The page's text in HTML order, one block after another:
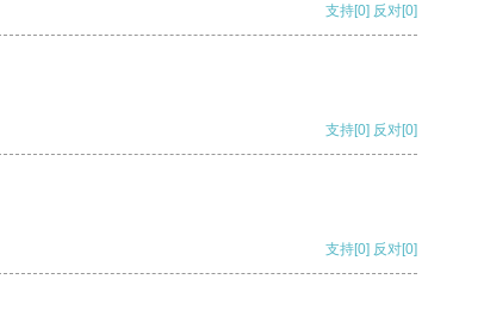
支持[0] 反对[0]
支持[0] 反对[0]
支持[0] 反对[0]